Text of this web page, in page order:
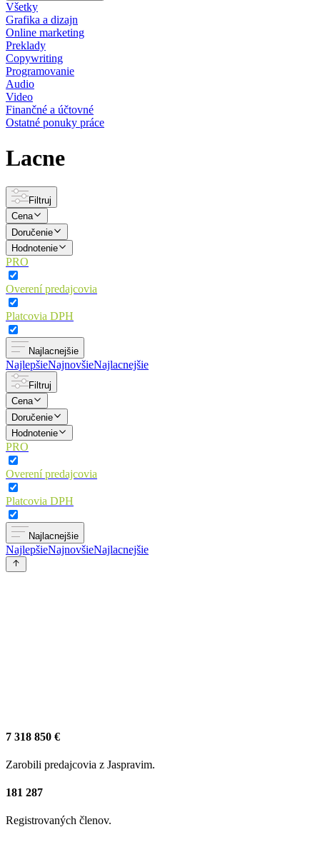
Všetky
Grafika a dizajn
Online marketing
Preklady
Copywriting
Programovanie
Audio
Video
Finančné a účtovné
Ostatné ponuky práce
Lacne
Filtruj
Cena
Doručenie
Hodnotenie
PRO
Overení predajcovia
Platcovia DPH
Najlacnejšie
NajlepšieNajnovšieNajlacnejšie
Filtruj
Cena
Doručenie
Hodnotenie
PRO
Overení predajcovia
Platcovia DPH
Najlacnejšie
NajlepšieNajnovšieNajlacnejšie
7 318 850 €
Zarobili predajcovia z Jaspravim.
181 287
Registrovaných členov.